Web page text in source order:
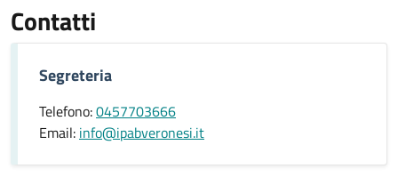
Contatti
Segreteria
Telefono:0457703666
Email: info@ipabveronesi.it